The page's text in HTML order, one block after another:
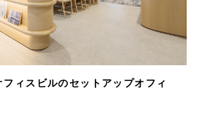
ィスビルのセットアップオフィ